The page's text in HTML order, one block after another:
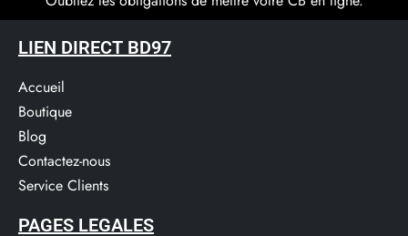
LIEN DIRECT BD97
Accueil
Boutique
Blog
Contactez-nous
Service Clients​
PAGES LEGALES